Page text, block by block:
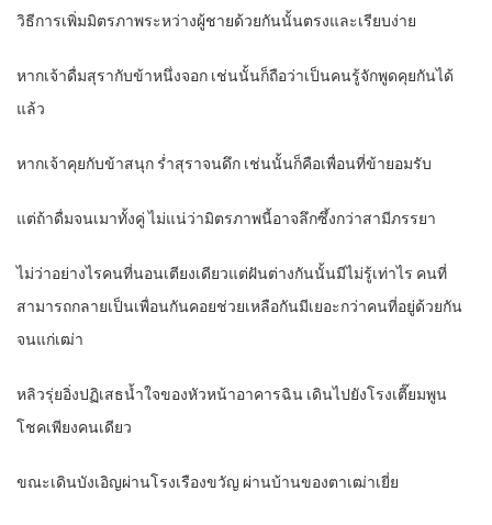
วิธีการเพิ่มมิตรภาพระหว่างผู้ชายด้วยกันนั้นตรงและเรียบง่าย
หากเจ้าดื่มสุรากับข้าหนึ่งจอก เช่นนั้นก็ถือว่าเป็นคนรู้จักพูดคุยกันได้
แล้ว
หากเจ้าคุยกับข้าสนุก ร่ำสุราจนดึก เช่นนั้นก็คือเพื่อนที่ข้ายอมรับ
แต่ถ้าดื่มจนเมาทั้งคู่ ไม่แน่ว่ามิตรภาพนี้อาจลึกซึ้งกว่าสามีภรรยา
ไม่ว่าอย่างไรคนที่นอนเตียงเดียวแต่ฝันต่างกันนั้นมีไม่รู้เท่าไร คนที่
สามารถกลายเป็นเพื่อนกันคอยช่วยเหลือกันมีเยอะกว่าคนที่อยู่ด้วยกัน
จนแก่เฒ่า
หลิวรุ่ยอิ่งปฏิเสธน้ำใจของหัวหน้าอาคารฉิน เดินไปยังโรงเตี๊ยมพูน
โชคเพียงคนเดียว
ขณะเดินบังเอิญผ่านโรงเรืองขวัญ ผ่านบ้านของตาเฒ่าเยี่ย